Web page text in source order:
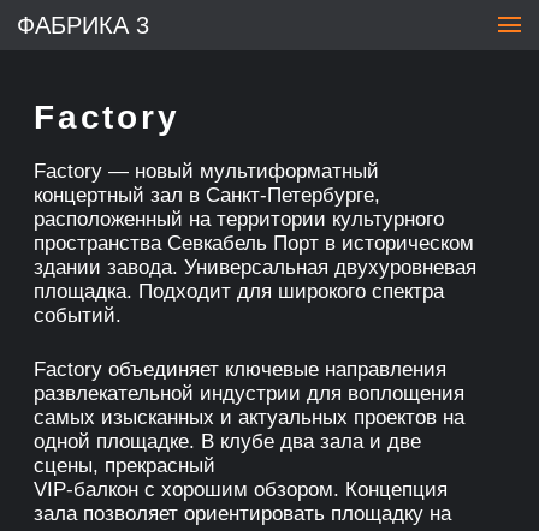
ФАБРИКА 3
Factory — новый мультиформатный
концертный зал в Санкт-Петербурге,
пространства Севкабель Порт в историческом
здании завода. Универсальная двухуровневая
площадка. Подходит для широкого спектра
событий.
Factory объединяет ключевые направления
развлекательной индустрии для воплощения
самых изысканных и актуальных проектов на
одной площадке. В клубе два зала и две
зала позволяет ориентировать площадку на
живые концерты, тематические и ночные
вечеринки, и, разумеется, частные
мероприятия самого широкого профиля.
Помещение оборудовано передовым
звуковым и световым оборудованием,
отвечающим самым требовательным
запросам искушенных клиентов и зарубежных
артистов позволяющим проводить
в клубе шоу высокого уровня.